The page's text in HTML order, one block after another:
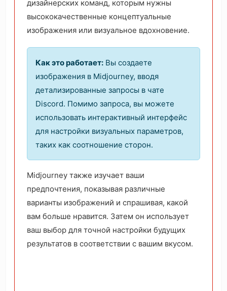
дизайнерских команд, которым нужны
высококачественные концептуальные
изображения или визуальное вдохновение.
Как это работает: Вы создаете
изображения в Midjourney, вводя
детализированные запросы в чате
Discord. Помимо запроса, вы можете
использовать интерактивный интерфейс
для настройки визуальных параметров,
таких как соотношение сторон.
Midjourney также изучает ваши
предпочтения, показывая различные
варианты изображений и спрашивая, какой
вам больше нравится. Затем он использует
ваш выбор для точной настройки будущих
результатов в соответствии с вашим вкусом.